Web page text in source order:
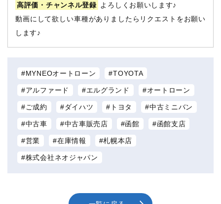
高評価・チャンネル登録
よろしくお願いします♪
動画にして欲しい車種がありましたらリクエストをお願い
します♪
MYNEOオートローン TOYOTA
アルファード エルグランド オートローン
ご成約 ダイハツ トヨタ 中古ミニバン
中古車 中古車販売店 函館 函館支店
営業 在庫情報 札幌本店
株式会社ネオジャパン